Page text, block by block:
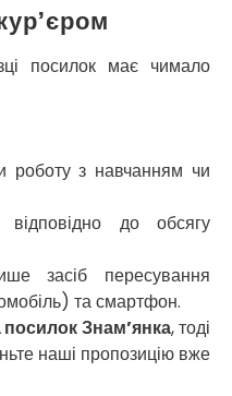
посилок має чимало
роботу з навчанням чи
відповідно до обсягу
засіб пересування
та смартфон.
посилок Знам’янка, тоді
наші пропозицію вже